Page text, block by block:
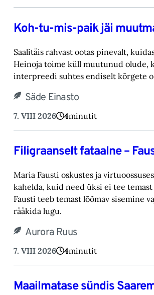
Koh-tu-mis-paik jäi
Saalitäis rahvast ootas pinevalt,
Heinoja toime küll muutunud olude,
‎interpreedi suhtes endiselt kõrgete
Säde Einasto
7. VIII 2026 4minutit
Filigraanselt fataalne –
Maria Fausti oskustes ja
kahelda, kuid need üksi ei tee temast
Fausti teeb temast lõõmav sisemine
rääkida lugu.‎
Aurora Ruus
7. VIII 2026 4minutit
Maailmatase sündis